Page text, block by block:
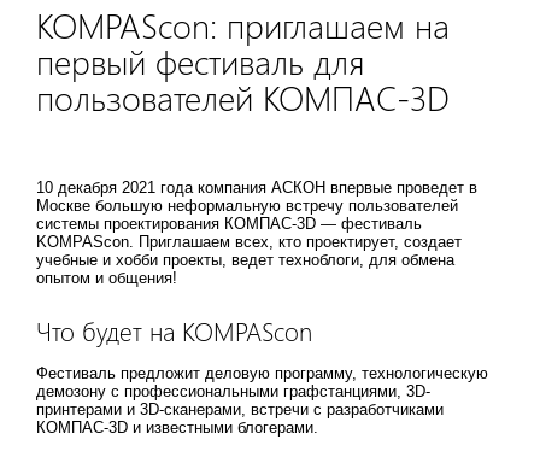
KOMPAScon: приглашаем на
первый фестиваль для
пользователей КОМПАС-3D
10 декабря 2021 года компания АСКОН впервые проведет в
Москве большую неформальную встречу пользователей
системы проектирования КОМПАС-3D — фестиваль
KOMPAScon. Приглашаем всех, кто проектирует, создает
учебные и хобби проекты, ведет техноблоги, для обмена
опытом и общения!
Что будет на KOMPAScon
Фестиваль предложит деловую программу, технологическую
демозону с профессиональными графстанциями, 3D-
принтерами и 3D-сканерами, встречи с разработчиками
КОМПАС-3D и известными блогерами.